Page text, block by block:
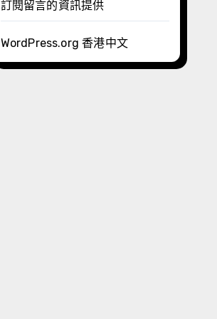
訂閱留言的資訊提供
WordPress.org 香港中文